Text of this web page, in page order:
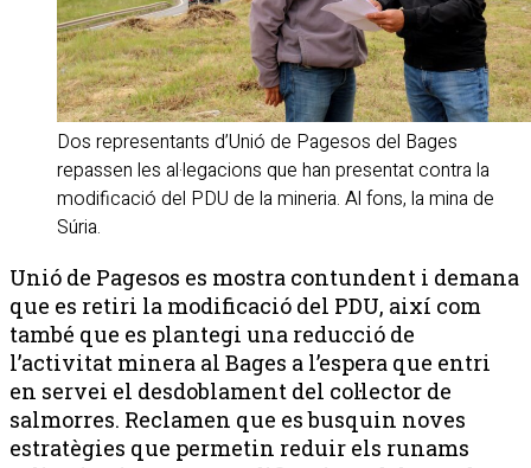
Dos representants d’Unió de Pagesos del Bages
repassen les al·legacions que han presentat contra la
modificació del PDU de la mineria. Al fons, la mina de
Súria.
Unió de Pagesos es mostra contundent i demana
que es retiri la modificació del PDU, així com
també que es plantegi una reducció de
l’activitat minera al Bages a l’espera que entri
en servei el desdoblament del col·lector de
salmorres. Reclamen que es busquin noves
estratègies que permetin reduir els runams